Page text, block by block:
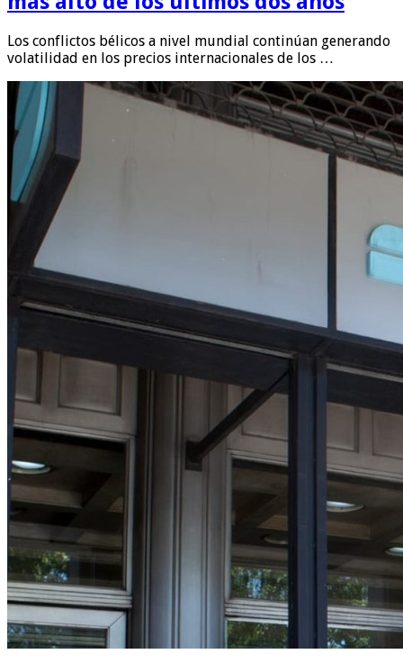
Los conflictos bélicos a nivel mundial continúan generando
volatilidad en los precios internacionales de los …